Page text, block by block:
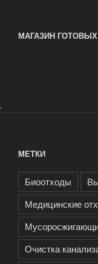
МАГАЗИН ГОТОВЫХ
.
МЕТКИ
Биоотходы
Медицинские
Очистка